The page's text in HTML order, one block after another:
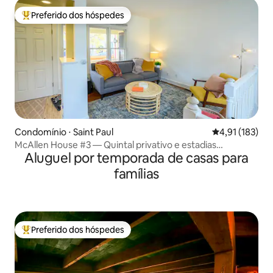
Entre os melhores preferidos dos hóspedes
Preferido dos hóspedes
Condomínio ⋅ Saint Paul 4,91 de uma
4,91 (183)
McAllen House #3 — Quintal privativo e estadias
prolongadas
Aluguel por temporada de casas para
famílias
Entre os melhores preferidos dos hóspedes
Preferido dos hóspedes